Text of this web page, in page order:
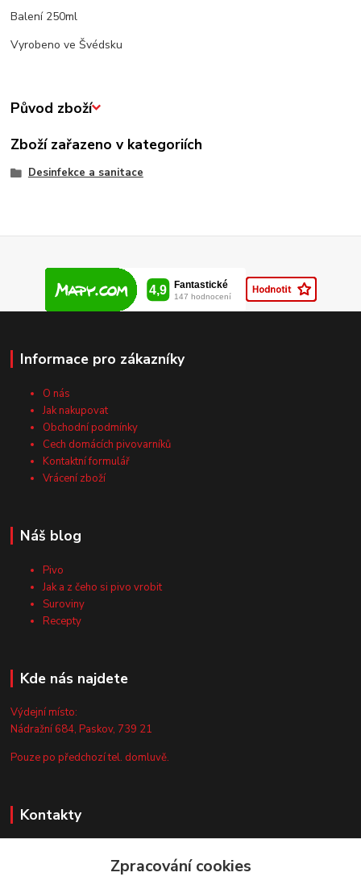
Balení 250ml
Vyrobeno ve Švédsku
Původ zboží
Zboží zařazeno v kategoriích
Desinfekce a sanitace
Informace pro zákazníky
O nás
Jak nakupovat
Obchodní podmínky
Cech domácích pivovarníků
Kontaktní formulář
Vrácení zboží
Náš blog
Pivo
Jak a z čeho si pivo vrobit
Suroviny
Recepty
Kde nás najdete
Výdejní místo:
Nádražní 684, Paskov, 739 21
Pouze po předchozí tel. domluvě.
Kontakty
+420 735 044 675Zpracování cookies